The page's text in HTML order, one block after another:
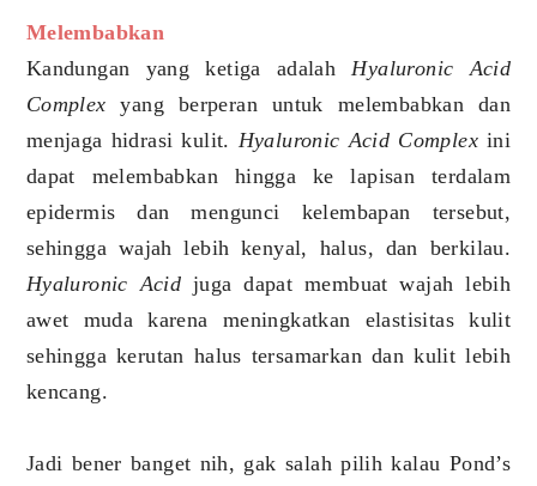
Melembabkan
Kandungan yang ketiga adalahHyaluronic Acid
Complex yang berperan untuk melembabkan dan
menjaga hidrasi kulit. Hyaluronic Acid Complexini
dapat melembabkan hingga ke lapisan terdalam
epidermis dan mengunci kelembapan tersebut,
sehingga wajah lebih kenyal, halus, dan berkilau.
Hyaluronic Acid juga dapat membuat wajah lebih
awet muda karena meningkatkan elastisitas kulit
sehingga kerutan halus tersamarkan dan kulit lebih
kencang.
Jadi bener banget nih, gak salah pilih kalau Pond’s